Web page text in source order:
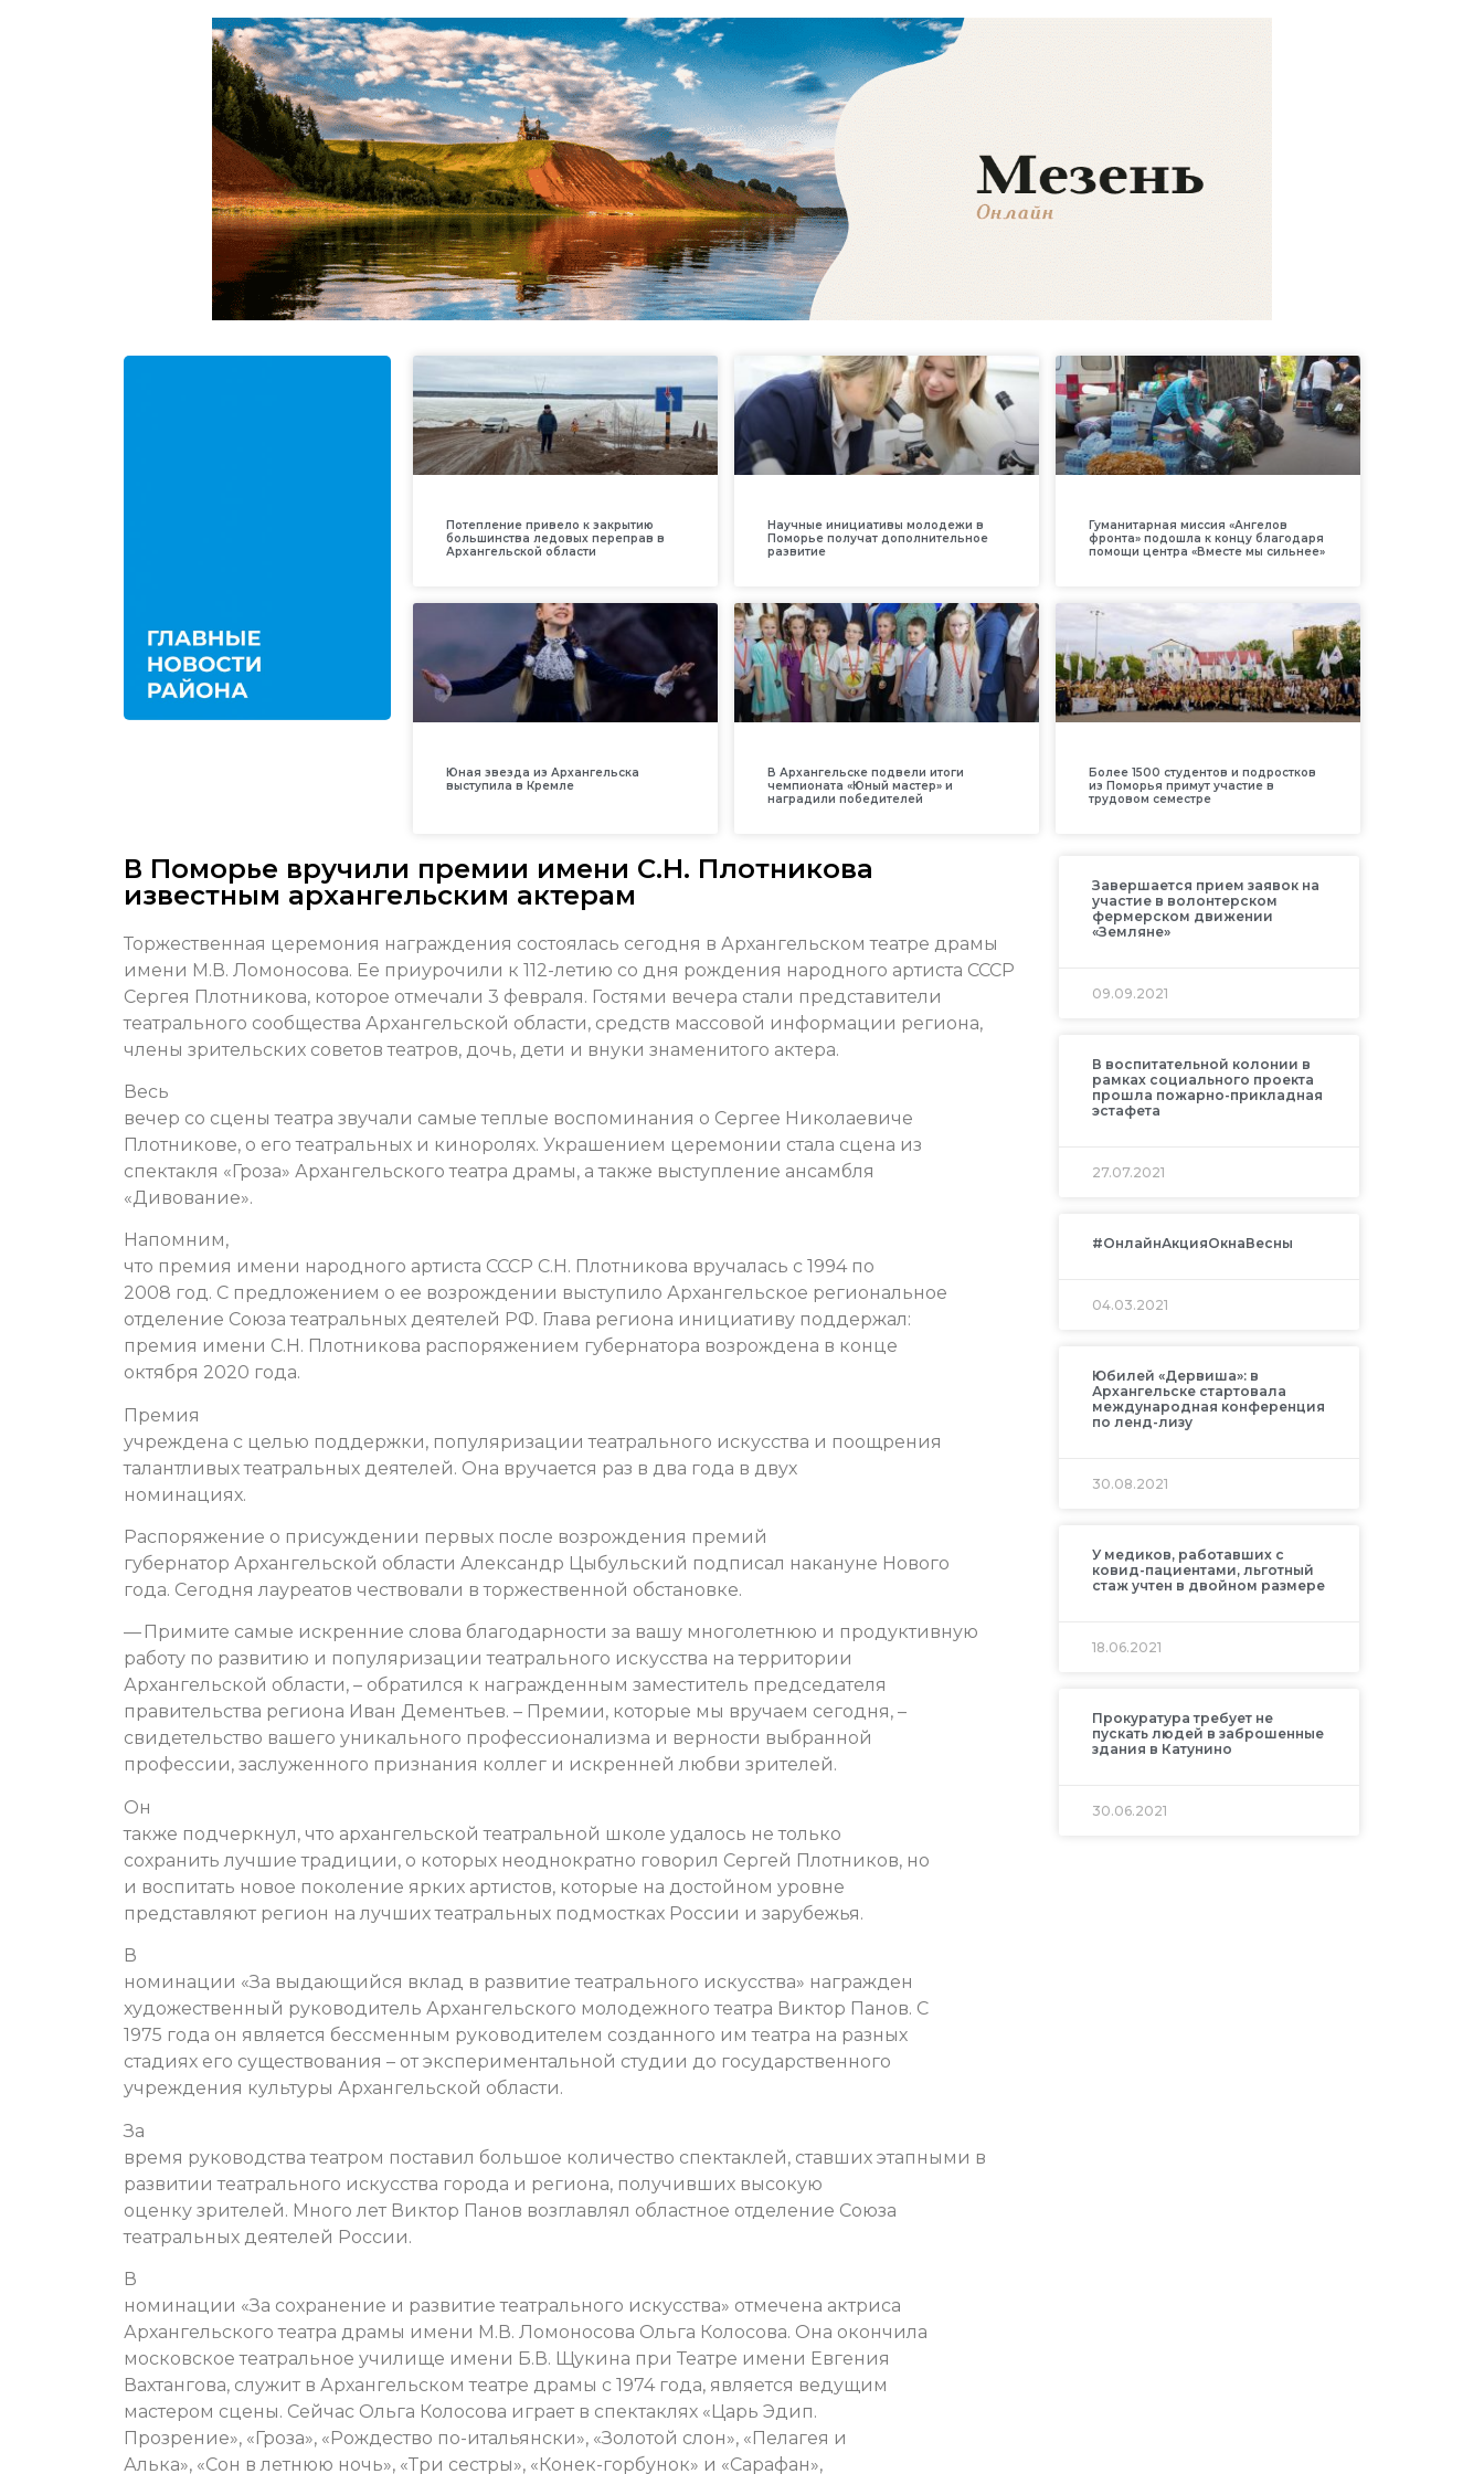
Потепление привело к закрытию
большинства ледовых переправ в
Архангельской области
Научные инициативы молодежи в
Поморье получат дополнительное
развитие
Гуманитарная миссия «Ангелов
фронта» подошла к концу благодаря
помощи центра «Вместе мы сильнее»
Юная звезда из Архангельска
выступила в Кремле
В Архангельске подвели итоги
чемпионата «Юный мастер» и
наградили победителей
Более 1500 студентов и подростков
из Поморья примут участие в
трудовом семестре
В Поморье вручили премии имени С.Н. Плотникова
известным архангельским актерам
Торжественная церемония награждения состоялась сегодня в Архангельском театре драмы
имени М.В. Ломоносова. Ее приурочили к 112-летию со дня рождения народного артиста СССР
Сергея Плотникова, которое отмечали 3 февраля. Гостями вечера стали представители
театрального сообщества Архангельской области, средств массовой информации региона,
члены зрительских советов театров, дочь, дети и внуки знаменитого актера.
Весь
вечер со сцены театра звучали самые теплые воспоминания о Сергее Николаевиче
Плотникове, о его театральных и киноролях. Украшением церемонии стала сцена из
спектакля «Гроза» Архангельского театра драмы, а также выступление ансамбля
«Дивование».
Напомним,
что премия имени народного артиста СССР С.Н. Плотникова вручалась с 1994 по
2008 год. С предложением о ее возрождении выступило Архангельское региональное
отделение Союза театральных деятелей РФ. Глава региона инициативу поддержал:
премия имени С.Н. Плотникова распоряжением губернатора возрождена в конце
октября 2020 года.
Премия
учреждена с целью поддержки, популяризации театрального искусства и поощрения
талантливых театральных деятелей. Она вручается раз в два года в двух
номинациях.
Распоряжение о присуждении первых после возрождения премий
губернатор Архангельской области Александр Цыбульский подписал накануне Нового
года. Сегодня лауреатов чествовали в торжественной обстановке.
— Примите самые искренние слова благодарности за вашу многолетнюю и продуктивную
работу по развитию и популяризации театрального искусства на территории
Архангельской области, – обратился к награжденным заместитель председателя
правительства региона Иван Дементьев. – Премии, которые мы вручаем сегодня, –
свидетельство вашего уникального профессионализма и верности выбранной
профессии, заслуженного признания коллег и искренней любви зрителей.
Он
также подчеркнул, что архангельской театральной школе удалось не только
сохранить лучшие традиции, о которых неоднократно говорил Сергей Плотников, но
и воспитать новое поколение ярких артистов, которые на достойном уровне
представляют регион на лучших театральных подмостках России и зарубежья.
В
номинации «За выдающийся вклад в развитие театрального искусства» награжден
художественный руководитель Архангельского молодежного театра Виктор Панов. С
1975 года он является бессменным руководителем созданного им театра на разных
стадиях его существования – от экспериментальной студии до государственного
учреждения культуры Архангельской области.
За
время руководства театром поставил большое количество спектаклей, ставших этапными в
развитии театрального искусства города и региона, получивших высокую
оценку зрителей. Много лет Виктор Панов возглавлял областное отделение Союза
театральных деятелей России.
В
номинации «За сохранение и развитие театрального искусства» отмечена актриса
Архангельского театра драмы имени М.В. Ломоносова Ольга Колосова. Она окончила
московское театральное училище имени Б.В. Щукина при Театре имени Евгения
Вахтангова, служит в Архангельском театре драмы с 1974 года, является ведущим
мастером сцены. Сейчас Ольга Колосова играет в спектаклях «Царь Эдип.
Прозрение», «Гроза», «Рождество по-итальянски», «Золотой слон», «Пелагея и
Алька», «Сон в летнюю ночь», «Три сестры», «Конек-горбунок» и «Сарафан»,
Завершается прием заявок на
участие в волонтерском
фермерском движении
«Земляне»
09.09.2021
В воспитательной колонии в
рамках социального проекта
прошла пожарно-прикладная
эстафета
27.07.2021
#ОнлайнАкцияОкнаВесны
04.03.2021
Юбилей «Дервиша»: в
Архангельске стартовала
международная конференция
по ленд-лизу
30.08.2021
У медиков, работавших с
ковид-пациентами, льготный
стаж учтен в двойном размере
18.06.2021
Прокуратура требует не
пускать людей в заброшенные
здания в Катунино
30.06.2021